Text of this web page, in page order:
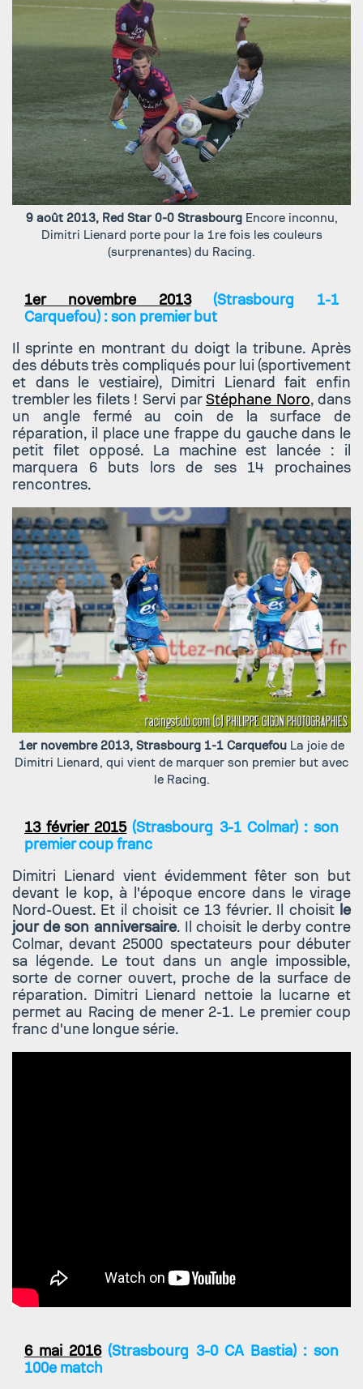
9 août 2013, Red Star 0-0 StrasbourgEncore inconnu,
Dimitri Lienard porte pour la 1re fois les couleurs
(surprenantes) du Racing.
1er novembre 2013(Strasbourg 1-1
Carquefou) : son premier but
Il sprinte en montrant du doigt la tribune. Après
des débuts très compliqués pour lui (sportivement
et dans le vestiaire), Dimitri Lienard fait enfin
trembler les filets ! Servi parStéphane Noro, dans
un angle fermé au coin de la surface de
réparation, il place une frappe du gauche dans le
petit filet opposé. La machine est lancée : il
marquera 6 buts lors de ses 14 prochaines
rencontres.
1er novembre 2013, Strasbourg 1-1 Carquefou La joie de
Dimitri Lienard, qui vient de marquer son premier but avec
le Racing.
13 février 2015(Strasbourg 3-1 Colmar) : son
premier coup franc
Dimitri Lienard vient évidemment fêter son but
devant le kop, à l'époque encore dans le virage
Nord-Ouest. Et il choisit ce 13 février. Il choisit le
jour de son anniversaire. Il choisit le derby contre
Colmar, devant 25000 spectateurs pour débuter
sa légende. Le tout dans un angle impossible,
sorte de corner ouvert, proche de la surface de
réparation. Dimitri Lienard nettoie la lucarne et
permet au Racing de mener 2-1. Le premier coup
franc d'une longue série.
6 mai 2016(Strasbourg 3-0 CA Bastia) : son
100e match